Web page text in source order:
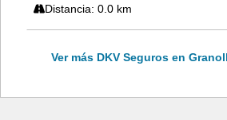
Distancia: 0.0 km
Ver más DKV Seguros en